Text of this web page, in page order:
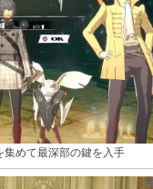
集めて最深部の鍵を入手